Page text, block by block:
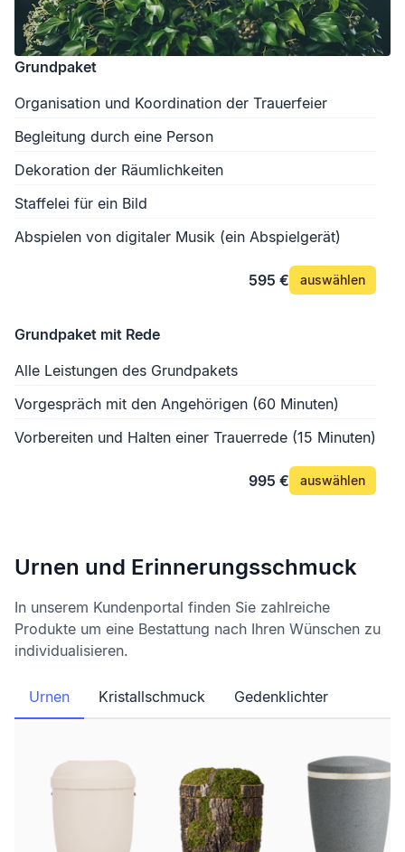
Grundpaket
Organisation und Koordination der Trauerfeier
Begleitung durch eine Person
Dekoration der Räumlichkeiten
Staffelei für ein Bild
Abspielen von digitaler Musik (ein Abspielgerät)
595 € auswählen
Grundpaket mit Rede
Alle Leistungen des Grundpakets
Vorgespräch mit den Angehörigen (60 Minuten)
Vorbereiten und Halten einer Trauerrede (15 Minuten)
995 € auswählen
Urnen und Erinnerungsschmuck
In unserem Kundenportal finden Sie zahlreiche
Produkte um eine Bestattung nach Ihren Wünschen zu
individualisieren.
Urnen Kristallschmuck Gedenklichter